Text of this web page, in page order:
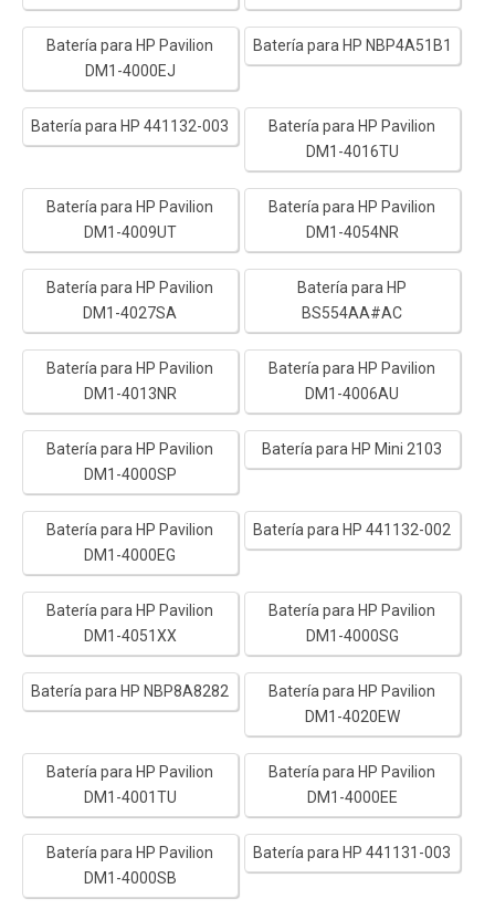
Batería para HP Pavilion
DM1-4000EJ
Batería para HP NBP4A51B1
Batería para HP 441132-003
Batería para HP Pavilion
DM1-4016TU
Batería para HP Pavilion
DM1-4009UT
Batería para HP Pavilion
DM1-4054NR
Batería para HP Pavilion
DM1-4027SA
Batería para HP
BS554AA#AC
Batería para HP Pavilion
DM1-4013NR
Batería para HP Pavilion
DM1-4006AU
Batería para HP Pavilion
DM1-4000SP
Batería para HP Mini 2103
Batería para HP Pavilion
DM1-4000EG
Batería para HP 441132-002
Batería para HP Pavilion
DM1-4051XX
Batería para HP Pavilion
DM1-4000SG
Batería para HP NBP8A8282
Batería para HP Pavilion
DM1-4020EW
Batería para HP Pavilion
DM1-4001TU
Batería para HP Pavilion
DM1-4000EE
Batería para HP Pavilion
DM1-4000SB
Batería para HP 441131-003